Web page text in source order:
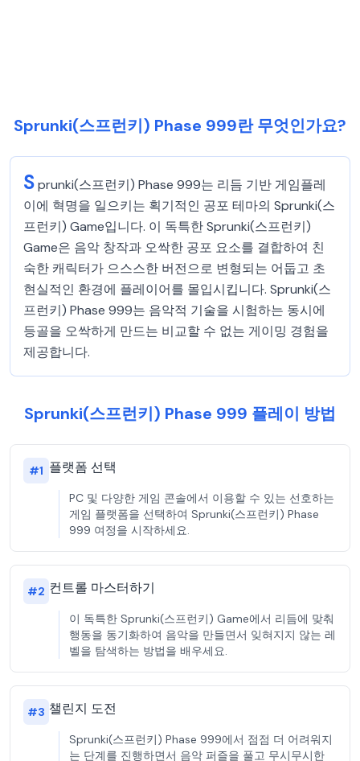
Sprunki(스프런키) Phase 999란 무엇인가요?
Sprunki(스프런키) Phase 999는 리듬 기반 게임플레
이에 혁명을 일으키는 획기적인 공포 테마의 Sprunki(스
프런키) Game입니다. 이 독특한 Sprunki(스프런키)
Game은 음악 창작과 오싹한 공포 요소를 결합하여 친
숙한 캐릭터가 으스스한 버전으로 변형되는 어둡고 초
현실적인 환경에 플레이어를 몰입시킵니다. Sprunki(스
프런키) Phase 999는 음악적 기술을 시험하는 동시에
등골을 오싹하게 만드는 비교할 수 없는 게이밍 경험을
제공합니다.
Sprunki(스프런키) Phase 999 플레이 방법
#1 플랫폼 선택
PC 및 다양한 게임 콘솔에서 이용할 수 있는 선호하는
게임 플랫폼을 선택하여 Sprunki(스프런키) Phase
999 여정을 시작하세요.
#2 컨트롤 마스터하기
이 독특한 Sprunki(스프런키) Game에서 리듬에 맞춰
행동을 동기화하여 음악을 만들면서 잊혀지지 않는 레
벨을 탐색하는 방법을 배우세요.
#3 챌린지 도전
Sprunki(스프런키) Phase 999에서 점점 더 어려워지
는 단계를 진행하면서 음악 퍼즐을 풀고 무시무시한